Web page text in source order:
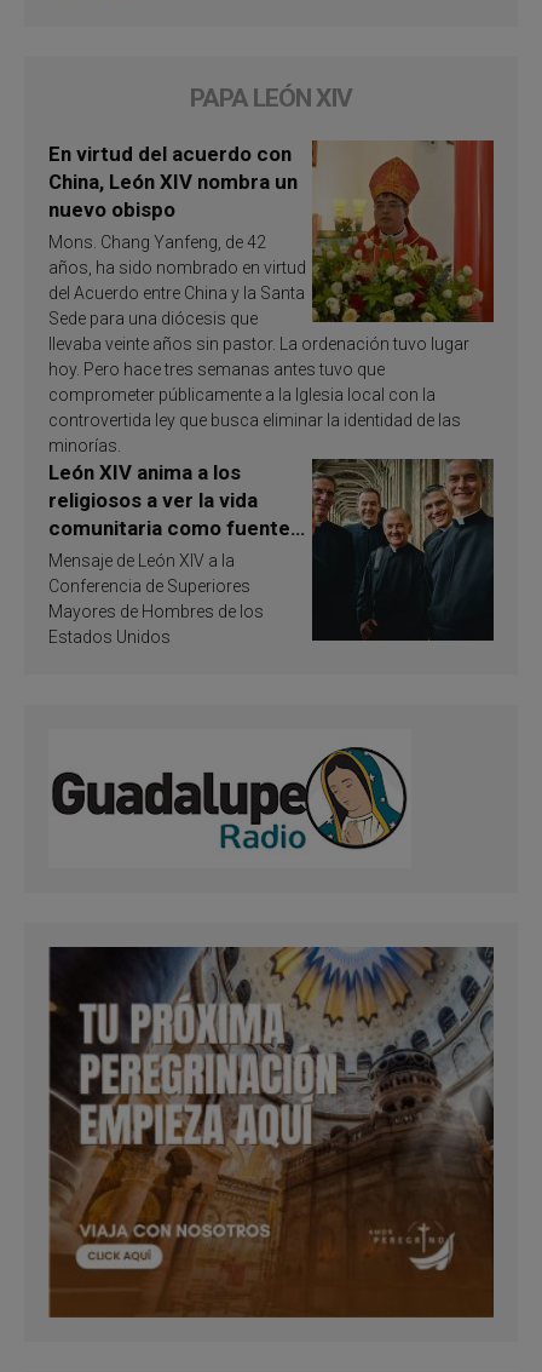
PAPA LEÓN XIV
En virtud del acuerdo con
China, León XIV nombra un
nuevo obispo
Mons. Chang Yanfeng, de 42
años, ha sido nombrado en virtud
del Acuerdo entre China y la Santa
Sede para una diócesis que
llevaba veinte años sin pastor. La ordenación tuvo lugar
hoy. Pero hace tres semanas antes tuvo que
comprometer públicamente a la Iglesia local con la
controvertida ley que busca eliminar la identidad de las
minorías.
León XIV anima a los
religiosos a ver la vida
comunitaria como fuente
de inspiración y
santificación
Mensaje de León XIV a la
Conferencia de Superiores
Mayores de Hombres de los
Estados Unidos